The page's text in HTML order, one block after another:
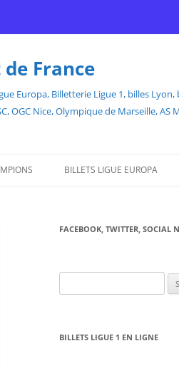
France
Europa, Billetterie Ligue 1, billes Lyon,
OGC Nice, Olympique de Marseille, AS
BILLETS LIGUE EUROPA
FACEBOOK, TWITTER, SOCIAL
for:
BILLETS LIGUE 1 EN LIGNE